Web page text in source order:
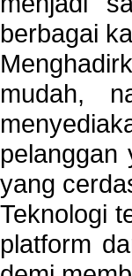
berbagai
mudah,
pelanggan
yang
Teknologi
platform